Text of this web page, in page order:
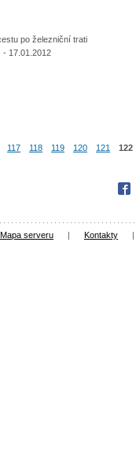
po železniční trati
17.01.2012
117 118 119 120 121 122
Mapa serveru | Kontakty |